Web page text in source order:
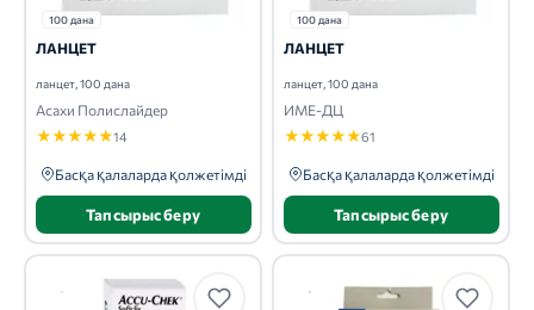
100 дана
ЛАНЦЕТ
ланцет, 100 дана
Асахи Полислайдер
★★★★★14
Басқа қалаларда қолжетімді
Тапсырыс беру
100 дана
ЛАНЦЕТ
ланцет, 100 дана
ИМЕ-ДЦ
★★★★★61
Басқа қалаларда қолжетімді
Тапсырыс беру